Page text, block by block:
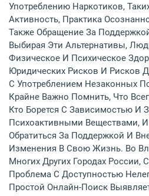
Употреблению Наркотиков,
Активность, Практика
Также Обращение За
Выбирая Эти Альтернативы,
Физическое И Психическое
Юридических Рисков И Рисков
С Употреблением Незаконных
Крайне Важно Помнить, Что
Кто Борется С Зависимостью И
Психоактивными Веществами,
Обратиться За Поддержкой И
Изменения В Свою Жизнь. Во
Многих Других Городах России,
Проблема С Доступностью
Простой Онлайн-Поиск